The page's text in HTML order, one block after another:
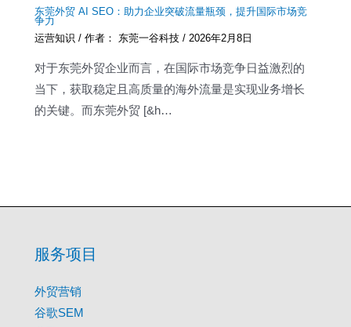
东莞外贸 AI SEO：助力企业突破流量瓶颈，提升国际市场竞
争力
运营知识 / 作者： 东莞一谷科技/2026年2月8日
对于东莞外贸企业而言，在国际市场竞争日益激烈的
当下，获取稳定且高质量的海外流量是实现业务增长
的关键。而东莞外贸 [&h…
服务项目
外贸营销
谷歌SEM